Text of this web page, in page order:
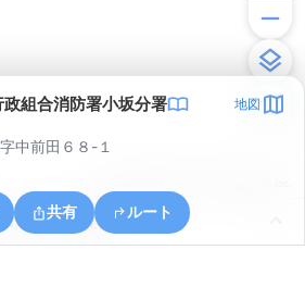
組合消防署小坂分署 地図
中前田６８-１
共有 ルート
町小坂鉱山字尾樽部